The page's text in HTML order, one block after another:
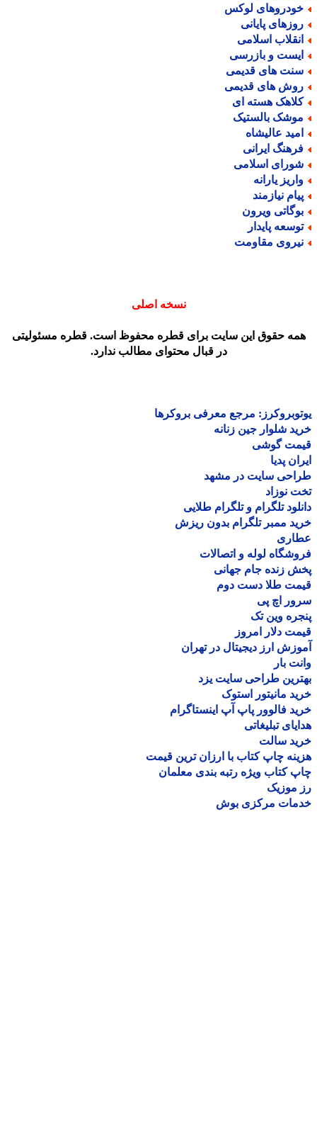
لوکس
پایانی
اسلامی
و بازرسی
های قدیمی
های قدیمی
هسته ای
بالستیک
عالیشاه
ایرانی
اسلامی
یارانه
نیازمند
ویرون
پایدار
مقاومت
نسخه اصلی
حقوق این سایت برای قطره محفوظ است. قطره مسئولیتی
در قبال محتوای مطالب ندارد.
مرجع معرفی بروکرها
شلوار جین زنانه
گوشی
پدیا
سایت در مشهد
نوزاد
تلگرام و تلگرام طلایی
ممبر تلگرام بدون ریزش
لوله و اتصالات
زنده جام جهانی
طلا دست دوم
اچ پی
وین تک
دلار امروز
ارز دیجیتال در تهران
بار
طراحی سایت یزد
مانیتور استوک
فالوور پاپ آپ اینستاگرام
تبلیغاتی
سالت
چاپ کتاب با ارزان ترین قیمت
کتاب ویژه رتبه بندی معلمان
موزیک
مرکزی بوش